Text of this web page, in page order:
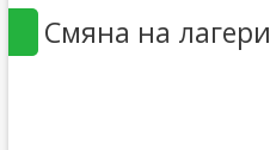
Смяна на лагери